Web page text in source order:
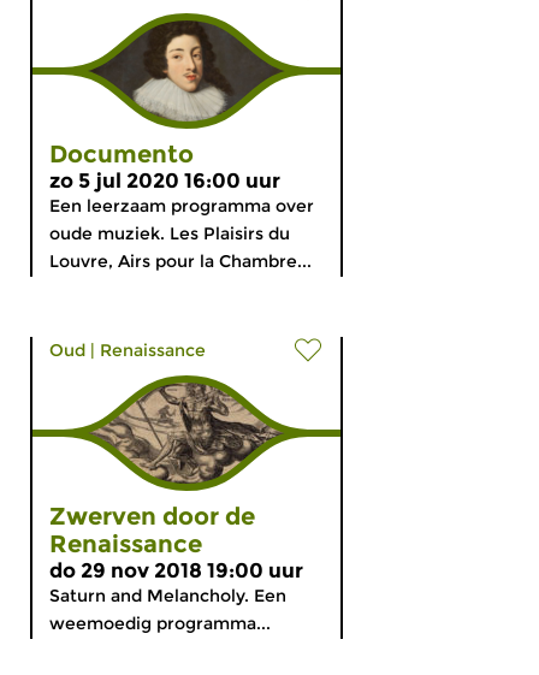
Documento
zo 5 jul 2020 16:00 uur
Een leerzaam programma over
oude muziek. Les Plaisirs du
Louvre, Airs pour la Chambre...
Oud | Renaissance
Zwerven door de
Renaissance
do 29 nov 2018 19:00 uur
Saturn and Melancholy. Een
weemoedig programma...